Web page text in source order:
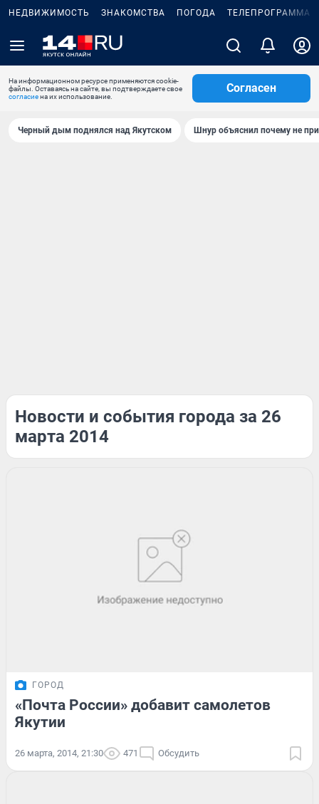
НЕДВИЖИМОСТЬ ЗНАКОМСТВА ПОГОДА ТЕЛЕПРОГРАММА
На информационном ресурсе применяются cookie-
файлы. Оставаясь на сайте, вы подтверждаете свое
согласиена их использование.
Согласен
Черный дым поднялся над Якутском Шнур объяснил почему не
Новости и события города за 26
марта 2014
ГОРОД
«Почта России» добавит самолетов
Якутии
26 марта, 2014, 21:30 471 Обсудить